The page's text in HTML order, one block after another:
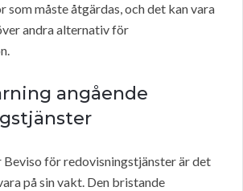
som måste åtgärdas, och det kan vara
andra alternativ för
angående
Beviso för redovisningstjänster är det
på sin vakt. Den bristande